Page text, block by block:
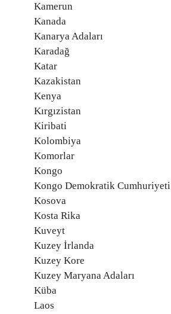
Kamerun
Kanada
Kanarya Adaları
Karadağ
Katar
Kazakistan
Kenya
Kırgızistan
Kiribati
Kolombiya
Komorlar
Kongo
Kongo Demokratik Cumhuriyeti
Kosova
Kosta Rika
Kuveyt
Kuzey İrlanda
Kuzey Kore
Kuzey Maryana Adaları
Küba
Laos